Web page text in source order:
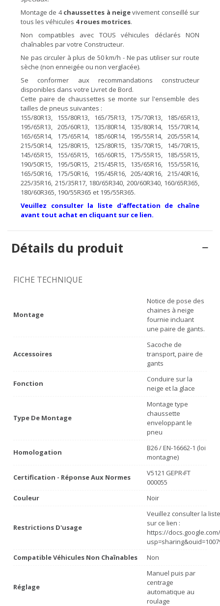
Montage de 4chaussettes à neigevivement conseillé sur
tous les véhicules 4 roues motrices.
Non compatibles avec TOUS véhicules déclarés NON
chaînables par votre Constructeur.
Ne pas circuler à plus de 50 km/h - Ne pas utiliser sur route
sèche (non enneigée ou non verglacée).
Se conformer aux recommandations constructeur
disponibles dans votre Livret de Bord.
Cette paire de chaussettes se monte sur l'ensemble des
tailles de pneus suivantes :
155/80R13, 155/80R13, 165/75R13, 175/70R13, 185/65R13,
195/65R13, 205/60R13, 135/80R14, 135/80R14, 155/70R14,
165/65R14, 175/65R14, 185/60R14, 195/55R14, 205/55R14,
215/50R14, 125/80R15, 125/80R15, 135/70R15, 145/70R15,
145/65R15, 155/65R15, 165/60R15, 175/55R15, 185/55R15,
190/50R15, 195/50R15, 215/45R15, 135/65R16, 155/55R16,
165/50R16, 175/50R16, 195/45R16, 205/40R16, 215/40R16,
225/35R16, 215/35R17, 180/65R340, 200/60R340, 160/65R365,
180/60R365, 190/55R365 et 195/55R365.
Veuillez consulter la liste d'affectation de chaîne
avant tout achat en cliquant sur ce lien.
Détails du produit
FICHE TECHNIQUE
Montage
Notice de pose des
chaines à neige
fournie incluant
une paire de gants.
Accessoires
Sacoche de
transport, paire de
gants
Fonction
Conduire sur la
neige et la glace
Type De Montage
Montage type
chaussette
enveloppant le
pneu
Homologation
B26 / EN-16662-1 (loi
montagne)
Certification - Réponse Aux Normes
V5121 GEPR‹FT
000055
Couleur
Noir
Restrictions D'usage
Veuillez consulter la
sur ce lien :
https://
Compatible Véhicules Non Chaînables
Non
Réglage
Manuel puis par
centrage
automatique au
roulage